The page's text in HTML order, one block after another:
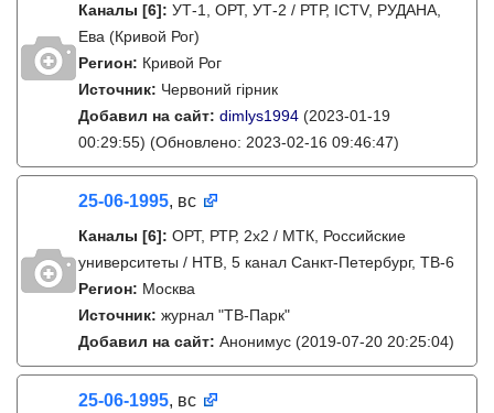
Каналы [6]: УТ-1, ОРТ, УТ-2 / РТР, ICTV, РУДАНА,
Ева (Кривой Рог)
Регион: Кривой Рог
Источник: Червоний гірник
Добавил на сайт: dimlys1994 (2023-01-19
00:29:55) (Обновлено: 2023-02-16 09:46:47)
25-06-1995, вс
Каналы [6]: ОРТ, РТР, 2х2 / МТК, Российские
университеты / НТВ, 5 канал Санкт-Петербург, ТВ-6
Регион: Москва
Источник: журнал "ТВ-Парк"
Добавил на сайт: Анонимус (2019-07-20 20:25:04)
25-06-1995, вс